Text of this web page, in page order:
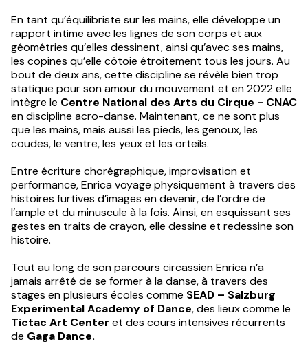
En tant qu’équilibriste sur les mains, elle développe un
rapport intime avec les lignes de son corps et aux
géométries qu’elles dessinent, ainsi qu’avec ses mains,
les copines qu’elle côtoie étroitement tous les jours. Au
bout de deux ans, cette discipline se révèle bien trop
statique pour son amour du mouvement et en 2022 elle
intègre le Centre National des Arts du Cirque - CNAC
en discipline acro-danse. Maintenant, ce ne sont plus
que les mains, mais aussi les pieds, les genoux, les
coudes, le ventre, les yeux et les orteils.
Entre écriture chorégraphique, improvisation et
performance, Enrica voyage physiquement à travers des
histoires furtives d’images en devenir, de l’ordre de
l’ample et du minuscule à la fois. Ainsi, en esquissant ses
gestes en traits de crayon, elle dessine et redessine son
histoire.
Tout au long de son parcours circassien Enrica n’a
jamais arrêté de se former à la danse, à travers des
stages en plusieurs écoles comme SEAD – Salzburg
Experimental Academy of Dance, des lieux comme le
Tictac Art Center et des cours intensives récurrents
de Gaga Dance.